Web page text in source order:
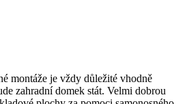
montáže je vždy důležité vhodně
zahradní domek stát. Velmi dobrou